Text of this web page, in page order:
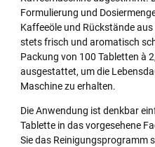
Formulierung und
Kaffeeöle und Rückstände
stets frisch und aromatisch
Packung von 100 Tabletten à
ausgestattet, um die
Maschine zu erhalten.
Die Anwendung ist denkbar
Tablette in das vorgesehene
Sie das Reinigungsprogramm